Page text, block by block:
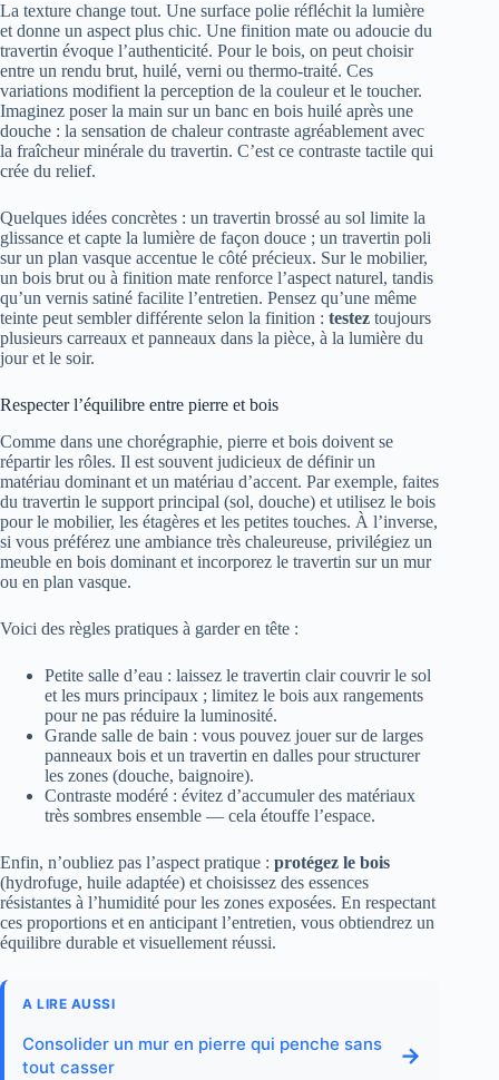
La texture change tout. Une surface polie réfléchit la lumière
et donne un aspect plus chic. Une finition mate ou adoucie du
travertin évoque l’authenticité. Pour le bois, on peut choisir
entre un rendu brut, huilé, verni ou thermo-traité. Ces
variations modifient la perception de la couleur et le toucher.
Imaginez poser la main sur un banc en bois huilé après une
douche : la sensation de chaleur contraste agréablement avec
la fraîcheur minérale du travertin. C’est ce contraste tactile qui
crée du relief.
Quelques idées concrètes : un travertin brossé au sol limite la
glissance et capte la lumière de façon douce ; un travertin poli
sur un plan vasque accentue le côté précieux. Sur le mobilier,
un bois brut ou à finition mate renforce l’aspect naturel, tandis
qu’un vernis satiné facilite l’entretien. Pensez qu’une même
teinte peut sembler différente selon la finition : testez toujours
plusieurs carreaux et panneaux dans la pièce, à la lumière du
jour et le soir.
Respecter l’équilibre entre pierre et bois
Comme dans une chorégraphie, pierre et bois doivent se
répartir les rôles. Il est souvent judicieux de définir un
matériau dominant et un matériau d’accent. Par exemple, faites
du travertin le support principal (sol, douche) et utilisez le bois
pour le mobilier, les étagères et les petites touches. À l’inverse,
si vous préférez une ambiance très chaleureuse, privilégiez un
meuble en bois dominant et incorporez le travertin sur un mur
ou en plan vasque.
Voici des règles pratiques à garder en tête :
Petite salle d’eau : laissez le travertin clair couvrir le sol
et les murs principaux ; limitez le bois aux rangements
pour ne pas réduire la luminosité.
Grande salle de bain : vous pouvez jouer sur de larges
panneaux bois et un travertin en dalles pour structurer
les zones (douche, baignoire).
Contraste modéré : évitez d’accumuler des matériaux
très sombres ensemble — cela étouffe l’espace.
Enfin, n’oubliez pas l’aspect pratique : protégez le bois
(hydrofuge, huile adaptée) et choisissez des essences
résistantes à l’humidité pour les zones exposées. En respectant
ces proportions et en anticipant l’entretien, vous obtiendrez un
équilibre durable et visuellement réussi.
A LIRE AUSSI
Consolider un mur en pierre qui penche sans
tout casser
→